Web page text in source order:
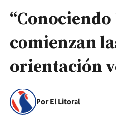
“Conociendo
comienzan
orientación
Por El Litoral